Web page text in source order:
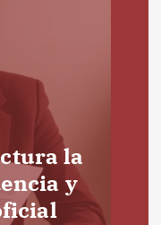
la
y